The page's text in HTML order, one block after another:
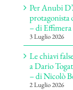
Per Anubi
protagonista
– di Effimera
3 Luglio 2026
Le chiavi
a Dario
– di Nicolò
2 Luglio 2026